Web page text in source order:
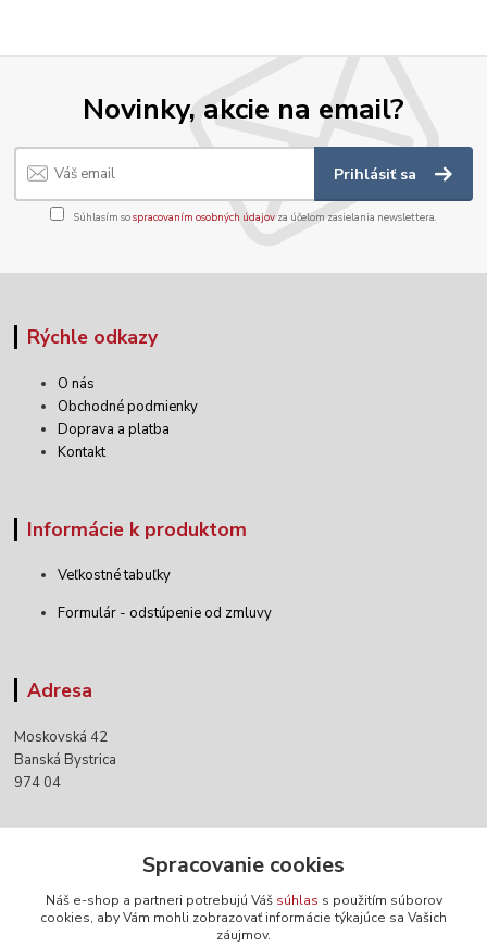
Novinky, akcie na email?
Prihlásiť sa
Súhlasím sospracovaním osobných údajov za účelom zasielania newslettera.
Rýchle odkazy
O nás
Obchodné podmienky
Doprava a platba
Kontakt
Informácie k produktom
Veľkostné tabuľky
Formulár - odstúpenie od zmluvy
Adresa
Moskovská 42
Banská Bystrica
974 04
+421 903 152 158
Spracovanie cookies
Náš e-shop a partneri potrebujú Váš súhlas s použitím súborov
cookies, aby Vám mohli zobrazovať informácie týkajúce sa Vašich
záujmov.